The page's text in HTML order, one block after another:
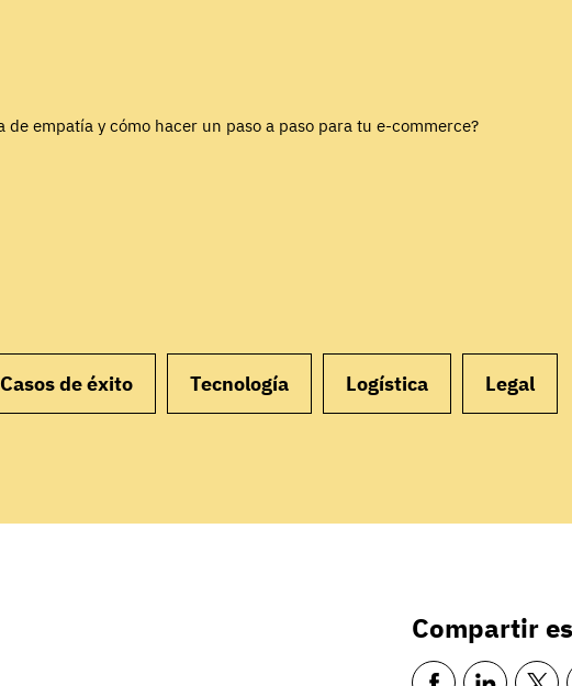
de empatía y cómo hacer un paso a paso para tu e-commerce?
Casos de éxito Tecnología Logística Legal
Compartir